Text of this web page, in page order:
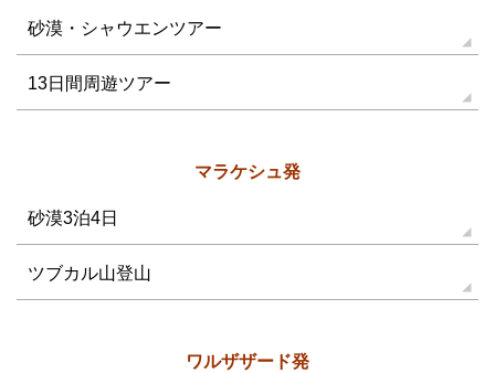
砂漠・シャウエンツアー
13日間周遊ツアー
マラケシュ発
砂漠3泊4日
ツブカル山登山
ワルザザード発